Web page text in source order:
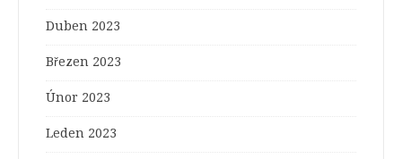
Duben 2023
Březen 2023
Únor 2023
Leden 2023